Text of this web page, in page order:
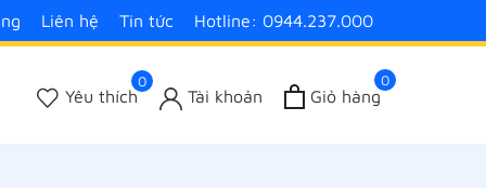
Liên hệ Tin tức Hotline: 0944.237.000
0
Yêu thích Tài khoản
0
Giỏ hàng